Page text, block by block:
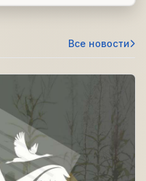
Все новости